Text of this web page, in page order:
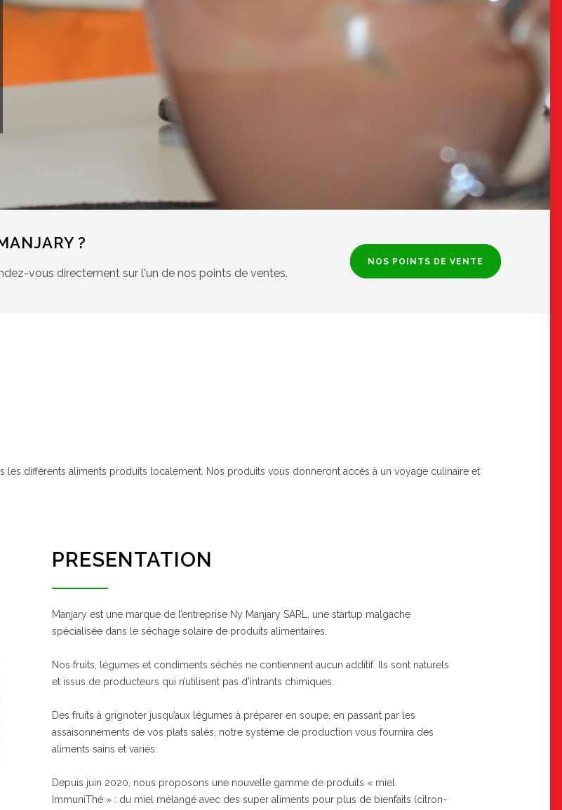
?
vous directement sur l'un de nos points de ventes.
NOS POINTS DE VENTE
les différents aliments produits localement. Nos produits vous donneront accès à un voyage culinaire et
PRESENTATION
Manjary est une marque de l’entreprise Ny Manjary SARL, une startup malgache
spécialisée dans le séchage solaire de produits alimentaires.
Nos fruits, légumes et condiments séchés ne contiennent aucun additif. Ils sont naturels
et issus de producteurs qui n’utilisent pas d’intrants chimiques.
Des fruits à grignoter jusqu’aux légumes à préparer en soupe, en passant par les
assaisonnements de vos plats salés, notre système de production vous fournira des
aliments sains et variés.
Depuis juin 2020, nous proposons une nouvelle gamme de produits « miel
ImmuniThé » : du miel mélangé avec des super aliments pour plus de bienfaits (citron-